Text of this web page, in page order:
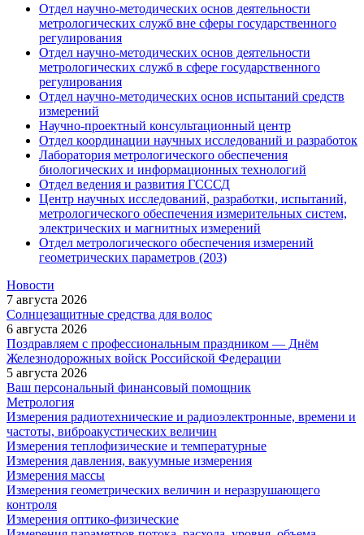
Отдел научно-методических основ деятельности
метрологических служб вне сферы государственного
регулирования
Отдел научно-методических основ деятельности
метрологических служб в сфере государственного
регулирования
Отдел научно-методических основ испытаний средств
измерений
Научно-проектный консультационный центр
Отдел координации научных исследований и разработок
Лаборатория метрологического обеспечения
биологических и информационных технологий
Отдел ведения и развития ГСССД
Центр научных исследований, разработки, испытаний,
метрологического обеспечения измерительных систем,
электрических и магнитных измерений
Отдел метрологического обеспечения измерений
геометрических параметров (203)
Новости
7 августа 2026
Солнцезащитные средства для волос
6 августа 2026
Поздравляем с профессиональным праздником — Днём
Железнодорожных войск Российской Федерации
5 августа 2026
Ваш персональный финансовый помощник
Метрология
Измерения радиотехнические и радиоэлектронные, времени и
частоты, виброакустических величин
Измерения теплофизические и температурные
Измерения давления, вакуумные измерения
Измерения массы
Измерения геометрических величин и неразрушающего
контроля
Измерения оптико-физические